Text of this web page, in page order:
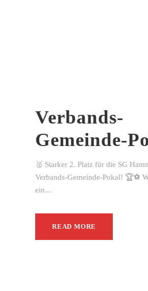
Verbands-
Gemeinde-
🥈 Starker 2. Platz für die SG
Verbands-Gemeinde-Pokal! 🏆⚽
ein...
READ MORE